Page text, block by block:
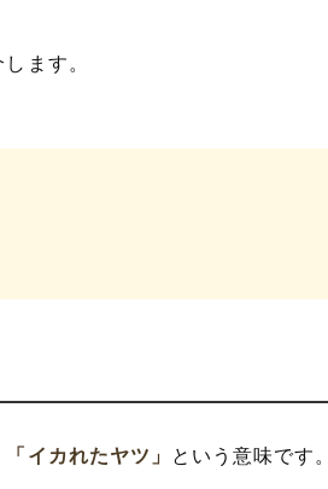
とは?意味
ます。
「イカれたヤツ」 という意味です。